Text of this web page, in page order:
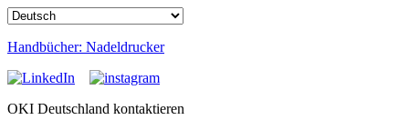
Handbücher: Nadeldrucker
OKI Deutschland kontaktieren